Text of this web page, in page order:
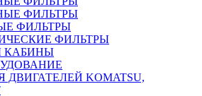
ФИЛЬТРЫ
ФИЛЬТРЫ
ФИЛЬТРЫ
КАБИНЫ
KOMATSU,